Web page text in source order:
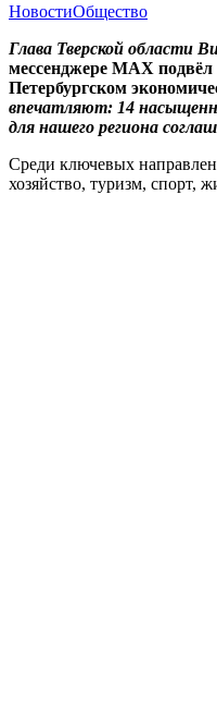
НовостиОбщество
Глава Тверской области
мессенджере MAX
Петербургском
впечатляют: 14
для нашего региона
Среди ключевых
хозяйство, туризм, спорт,